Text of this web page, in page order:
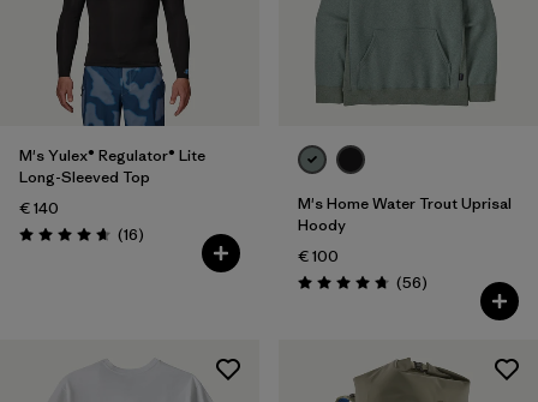
M's Yulex® Regulator® Lite
Long-Sleeved Top
€ 140
Évaluation: 4.6 / 5
(16Avis
)
M's Home Water Trout Uprisal
Hoody
€ 100
Évaluation: 4.7 / 5
(56Avis
)